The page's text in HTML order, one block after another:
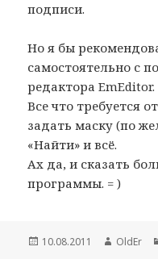
подписи.
Но я бы
самостоятельно с
редактора EmEditor.
Все что требуется
задать маску (по
«Найти» и всё.
Ах да, и сказать
программы. = )
Опубликовано
10.08.2011 Автор
OldEr